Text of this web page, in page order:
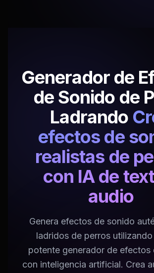
Generador de
de Sonido de
Ladrando
efectos de
realistas de
con IA de
audio
Genera efectos de sonido
ladridos de perros
potente generador de efectos
con inteligencia artificial. Crea